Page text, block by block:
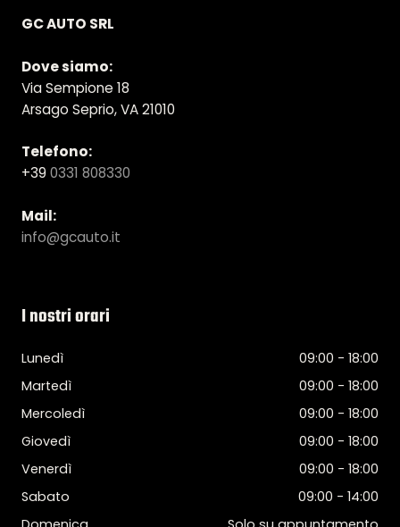
GC AUTO SRL
Dove siamo:
Via Sempione 18
Arsago Seprio, VA 21010
Telefono:
+39 0331 808330
Mail:
info@gcauto.it
I nostri orari
Lunedì
09:00 - 18:00
Martedì
09:00 - 18:00
Mercoledì
09:00 - 18:00
Giovedì
09:00 - 18:00
Venerdì
09:00 - 18:00
Sabato
09:00 - 14:00